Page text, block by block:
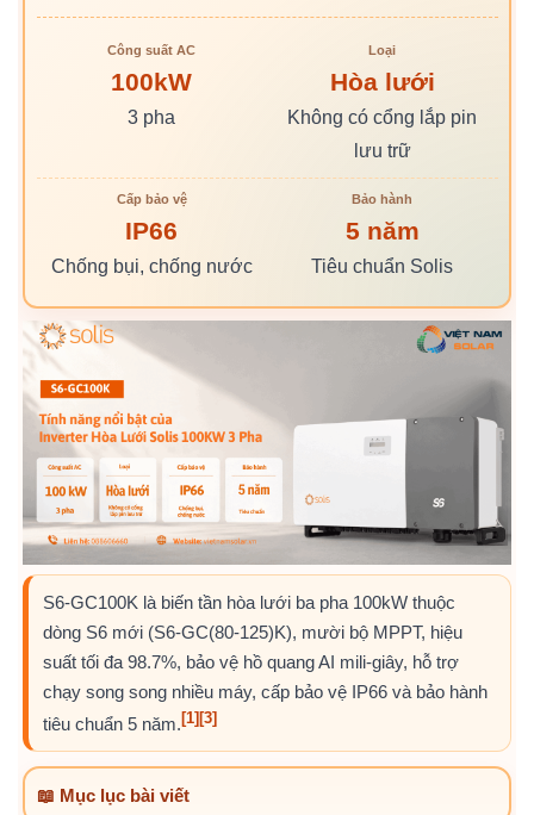
Công suất AC
100kW
3 pha
Loại
Hòa lưới
Không có cổng lắp pin
lưu trữ
Cấp bảo vệ
IP66
Chống bụi, chống nước
Bảo hành
5 năm
Tiêu chuẩn Solis
S6-GC100K là biến tần hòa lưới ba pha 100kW thuộc
dòng S6 mới (S6-GC(80-125)K), mười bộ MPPT, hiệu
suất tối đa 98.7%, bảo vệ hồ quang AI mili-giây, hỗ trợ
chạy song song nhiều máy, cấp bảo vệ IP66 và bảo hành
tiêu chuẩn 5 năm. [1] [3]
📖 Mục lục bài viết